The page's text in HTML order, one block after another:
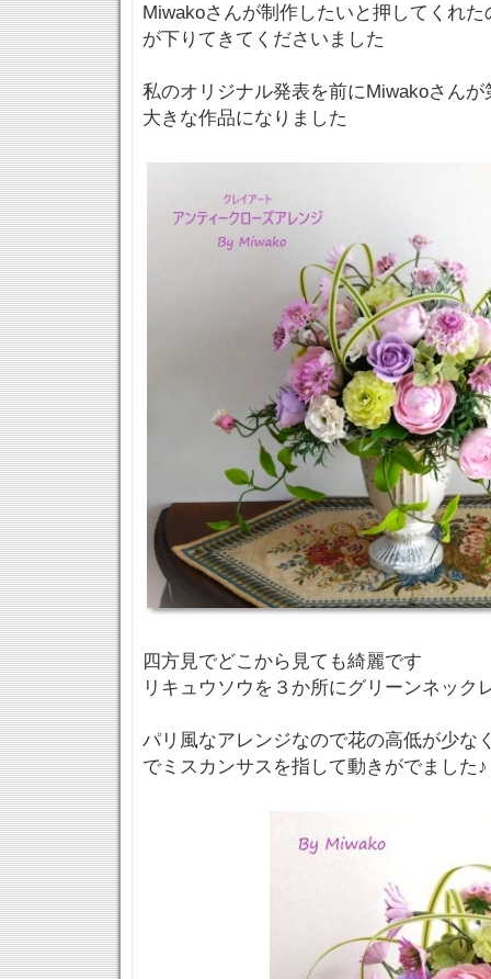
Miwakoさんが制作したいと押してくれ
が下りてきてくださいました
私のオリジナル発表を前にMiwakoさんが
大きな作品になりました
四方見でどこから見ても綺麗です
リキュウソウを３か所にグリーンネック
パリ風なアレンジなので花の高低が少な
でミスカンサスを指して動きがでました♪